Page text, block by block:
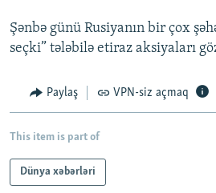
Şənbə günü Rusiyanın bir çox
seçki” tələbilə etiraz aksiyaları
Paylaş VPN-siz açmaq
This item is part of
Dünya xəbərləri